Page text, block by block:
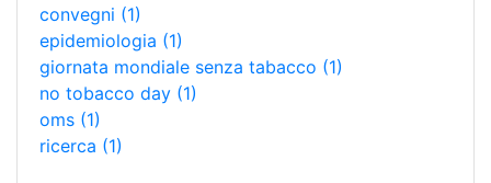
convegni (1)
epidemiologia (1)
giornata mondiale senza tabacco (1)
no tobacco day (1)
oms (1)
ricerca (1)